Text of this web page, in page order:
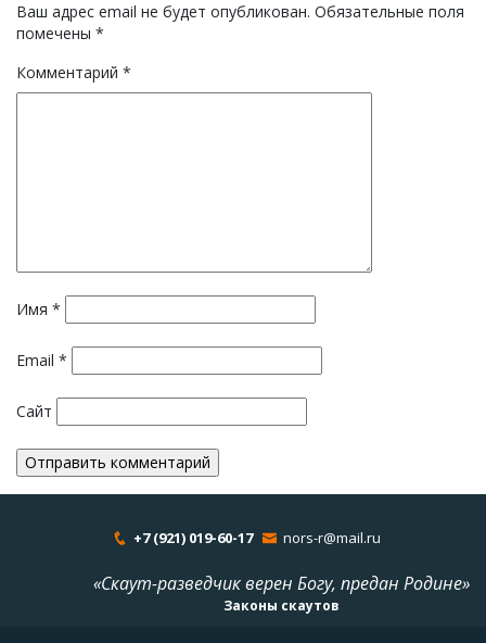
Ваш адрес email не будет опубликован. Обязательные поля
помечены *
Комментарий *
Имя *
Email *
Сайт
+7 (921) 019-60-17 nors-r@mail.ru
«Скаут-разведчик верен Богу, предан Родине»
Законы скаутов